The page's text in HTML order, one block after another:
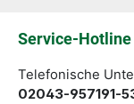
Service-Hotline
Telefonische
02043-957191-